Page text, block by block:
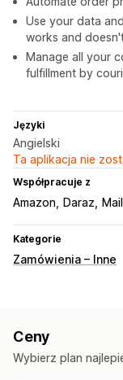
Use your data
works and
Manage all your
fulfillment by
Języki
Angielski
Ta aplikacja nie
Współpracuje z
Amazon Daraz
Kategorie
Zamówienia – Inne
Ceny
Wybierz plan